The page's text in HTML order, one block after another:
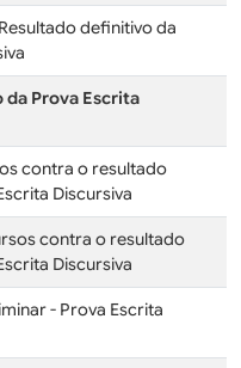
definitivo da
Prova Escrita
contra o resultado
Discursiva
contra o resultado
Discursiva
- Prova Escrita